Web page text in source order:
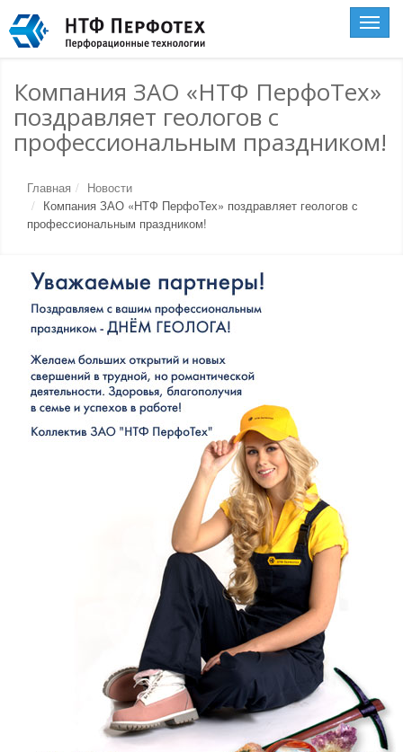
Toggle
Компания ЗАО «НТФ ПерфоТех»
поздравляет геологов с
профессиональным праздником!
Главная
Новости
Компания ЗАО «НТФ ПерфоТех» поздравляет геологов с
профессиональным праздником!